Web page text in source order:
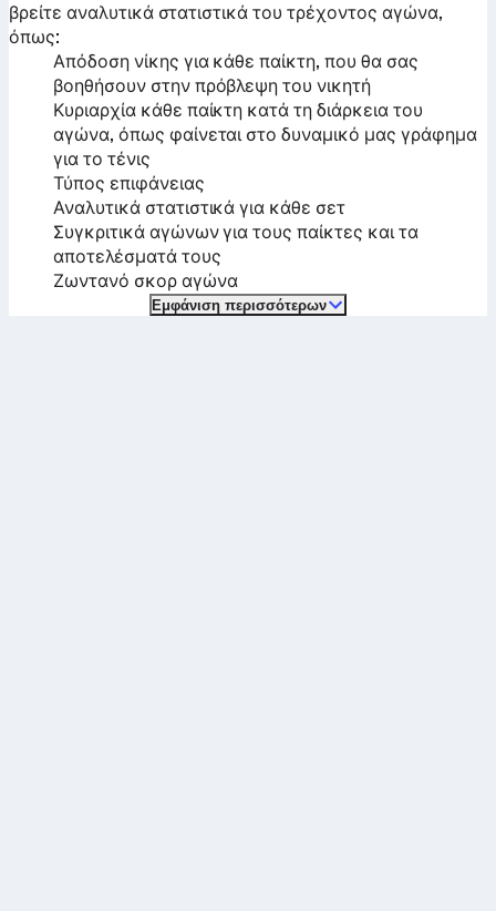
βρείτε αναλυτικά στατιστικά του τρέχοντος αγώνα,
όπως:
Απόδοση νίκης για κάθε παίκτη, που θα σας
βοηθήσουν στην πρόβλεψη του νικητή
Κυριαρχία κάθε παίκτη κατά τη διάρκεια του
αγώνα, όπως φαίνεται στο δυναμικό μας γράφημα
για το τένις
Τύπος επιφάνειας
Αναλυτικά στατιστικά για κάθε σετ
Συγκριτικά αγώνων για τους παίκτες και τα
αποτελέσματά τους
Ζωντανό σκορ αγώνα
Εμφάνιση περισσότερων